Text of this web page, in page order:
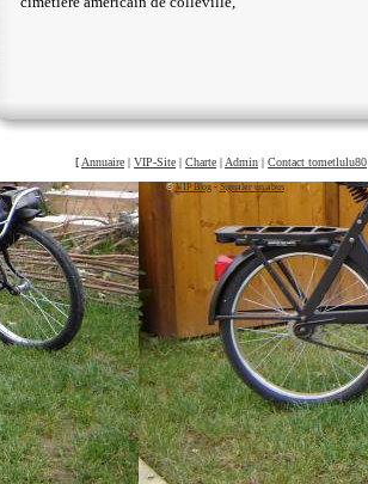
[ Annuaire | VIP-Site | Charte | Admin | Contact tometlulu80
© VIP Blog- Signaler un abus